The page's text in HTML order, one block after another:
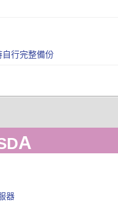
行完整備份
A
器